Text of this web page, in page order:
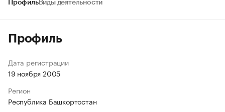
ПрофильВиды деятельности
Профиль
Дата регистрации
19 ноября 2005
Регион
Республика Башкортостан